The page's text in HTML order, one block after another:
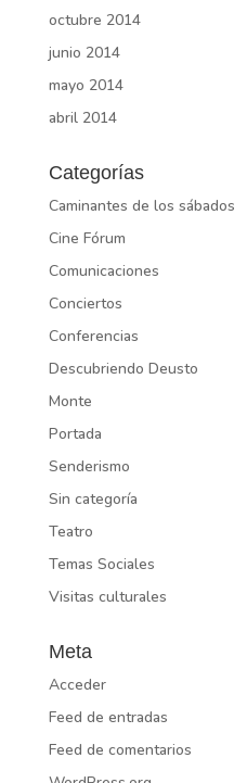
octubre 2014
junio 2014
mayo 2014
abril 2014
Categorías
Caminantes de los sábados
Cine Fórum
Comunicaciones
Conciertos
Conferencias
Descubriendo Deusto
Monte
Portada
Senderismo
Sin categoría
Teatro
Temas Sociales
Visitas culturales
Meta
Acceder
Feed de entradas
Feed de comentarios